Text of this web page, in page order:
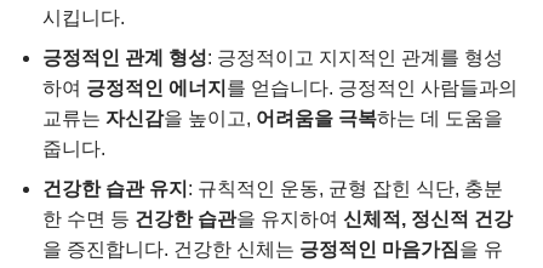
시킵니다.
긍정적인 관계 형성: 긍정적이고 지지적인 관계를 형성
하여 긍정적인 에너지 를 얻습니다. 긍정적인 사람들과의
교류는 자신감을 높이고, 어려움을 극복하는 데 도움을
줍니다.
건강한 습관 유지 : 규칙적인 운동, 균형 잡힌 식단, 충분
한 수면 등 건강한 습관을 유지하여 신체적, 정신적 건강
을 증진합니다. 건강한 신체는 긍정적인 마음가짐을 유